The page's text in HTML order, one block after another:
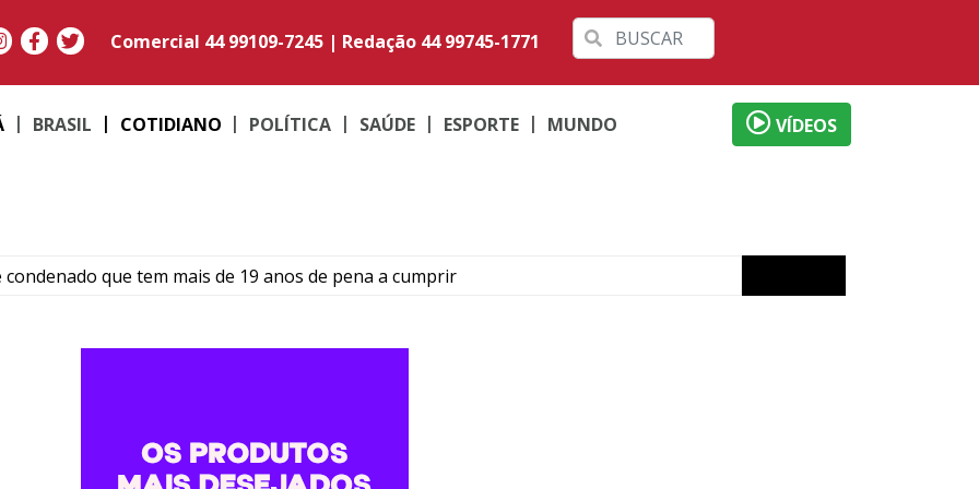
Comercial 44 99109-7245 | Redação 44 99745-1771
BRASIL COTIDIANO POLÍTICA SAÚDE ESPORTE MUNDO VÍDEOS
condenado que tem mais de 19 anos de pena a cumprir
colisão entre carro e motocicleta no centro de Umuarama